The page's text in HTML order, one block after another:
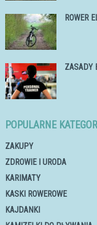
ROWER
ZASADY
POPULARNE
ZAKUPY
ZDROWIE I URODA
KARIMATY
KASKI ROWEROWE
KAJDANKI